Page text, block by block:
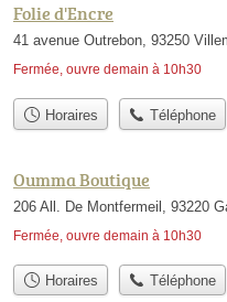
Folie d'Encre
41 avenue Outrebon, 93250
Fermée, ouvre demain à 10h30
Horaires Téléphone
Oumma Boutique
206 All. De Montfermeil, 93220
Fermée, ouvre demain à 10h30
Horaires Téléphone